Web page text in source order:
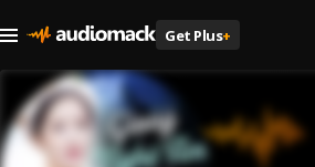
Get Plus+